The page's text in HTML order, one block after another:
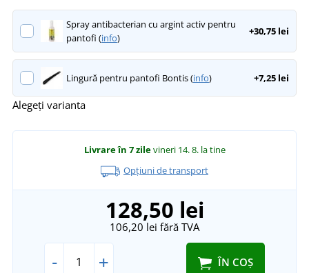
Spray antibacterian cu argint activ pentru
pantofi (info)
+30,75 lei
Lingură pentru pantofi Bontis (info) +7,25 lei
Alegeți varianta
Livrare în 7 zilevineri 14. 8. la tine
Opțiuni de transport
128,50 lei
106,20 lei fără TVA
- + ÎN COȘ